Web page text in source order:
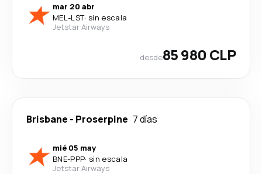
mar 20 abr
MEL-LST· sin escala
Jetstar Airways
desde85 980 CLP
Brisbane - Proserpine 7 días
mié 05 may
BNE-PPP· sin escala
Jetstar Airways